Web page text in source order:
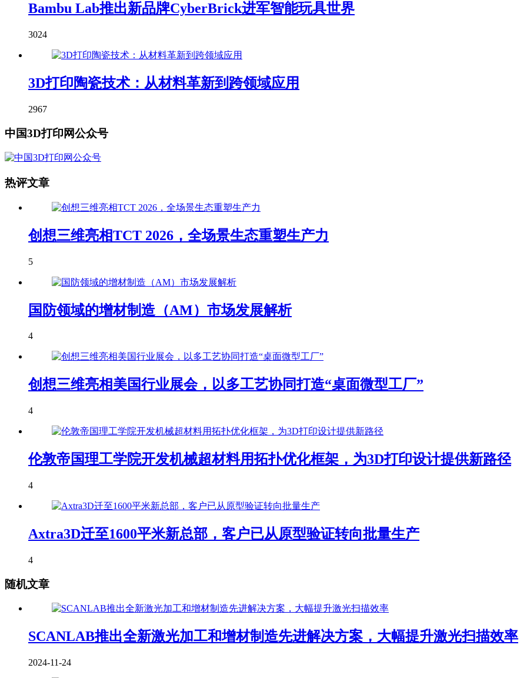
Bambu Lab推出新品牌CyberBrick进军智能玩具世界
3024
3D打印陶瓷技术：从材料革新到跨领域应用
2967
中国3D打印网公众号
热评文章
创想三维亮相TCT 2026，全场景生态重塑生产力
5
国防领域的增材制造（AM）市场发展解析
4
创想三维亮相美国行业展会，以多工艺协同打造“桌面微型工厂”
4
伦敦帝国理工学院开发机械超材料用拓扑优化框架，为3D打印设计提供新路径
4
Axtra3D迁至1600平米新总部，客户已从原型验证转向批量生产
4
随机文章
SCANLAB推出全新激光加工和增材制造先进解决方案，大幅提升激光扫描效率
2024-11-24